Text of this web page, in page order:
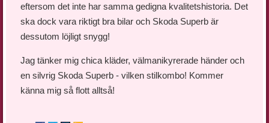
eftersom det inte har samma gedigna kvalitetshistoria. Det
ska dock vara riktigt bra bilar och Skoda Superb är
dessutom löjligt snygg!
Jag tänker mig chica kläder, välmanikyrerade händer och
en silvrig Skoda Superb - vilken stilkombo! Kommer
känna mig så flott alltså!